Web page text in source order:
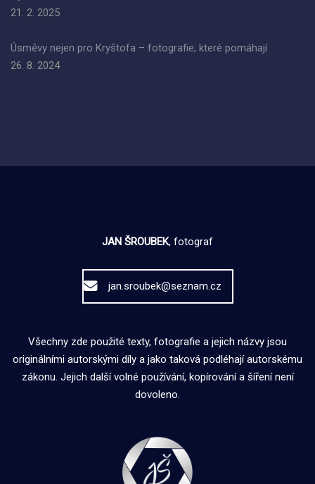
21. 2. 2025
Úsměvy nejen pro Kryštofa – fotografie, které pomáhají
26. 8. 2024
JAN ŠROUBEK, fotograf
jan.sroubek@seznam.cz
Všechny zde použité texty, fotografie a jejich názvy jsou
originálními autorskými díly a jako taková podléhají autorskému
zákonu. Jejich další volné používání, kopírování a šíření není
dovoleno.